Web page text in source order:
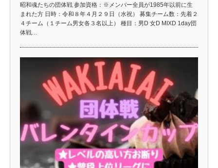
昭和魂たちの団体戦 参加資格：※メンバー全員が1985年以前に生
まれた方 日時：令和８年４月２９日（水祝） 募集チーム数：先着２
４チーム（１チーム男女各３名以上） 種目：男D 女D MIXD 1day団
体戦…